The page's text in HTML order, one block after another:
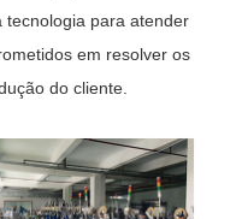
tecnologia para atender
em resolver os
do cliente.